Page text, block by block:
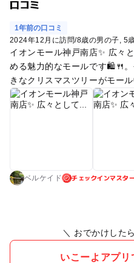
口コミ
1年前の口コミ
2024年12月に訪問/8歳の男の子 5
イオンモール神戸南店✨ 広々
める魅力的なモールです🛍️🍴
きなクリスマスツリーがモー
やか！写真スポットとしても
で、家族連れや友達とのお出
ベルケイド チェックインマスタ
＼ おでかけした
いこーよアプリ